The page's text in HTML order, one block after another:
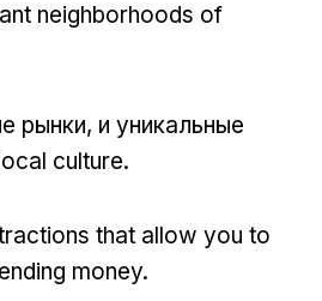
neighborhoods of
рынки, и уникальные
culture.
that allow you to
money.